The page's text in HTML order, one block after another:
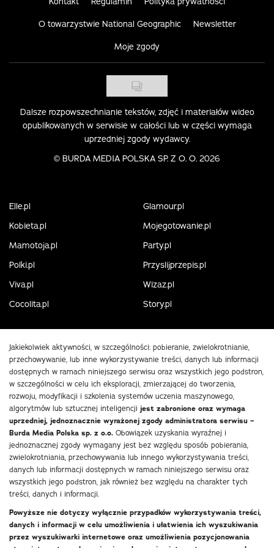
O towarzystwie National Geographic Newsletter
Moje zgody
Dalsze rozpowszechnianie tekstów, zdjęć i materiałów wideo
opublikowanych w serwisie w całości lub w części wymaga
uprzedniej zgody wydawcy.
© BURDA MEDIA POLSKA SP. Z O. O. 2026
Elle.pl
Glamour.pl
Kobieta.pl
Mojegotowanie.pl
Mamotoja.pl
Party.pl
Polki.pl
Przyslijprzepis.pl
Viva.pl
Wizaz.pl
Cocolita.pl
Story.pl
Jakiekolwiek aktywności, w szczególności: pobieranie, zwielokrotnianie,
przechowywanie, lub inne wykorzystywanie treści, danych lub informacji
dostępnych w ramach niniejszego serwisu oraz wszystkich jego podstron,
w szczególności w celu ich eksploracji, zmierzającej do tworzenia,
rozwoju, modyfikacji i szkolenia systemów uczenia maszynowego,
algorytmów lub sztucznej inteligencji jest zabronione oraz wymaga
uprzedniej, jednoznacznie wyrażonej zgody administratora serwisu –
Burda Media Polska sp. z o.o. Obowiązek uzyskania wyraźnej i
jednoznacznej zgody wymagany jest bez względu sposób pobierania,
zwielokrotniania, przechowywania lub innego wykorzystywania treści,
danych lub informacji dostępnych w ramach niniejszego serwisu oraz
wszystkich jego podstron, jak również bez względu na charakter tych
treści, danych i informacji.
Powyższe nie dotyczy wyłącznie przypadków wykorzystywania treści,
danych i informacji w celu umożliwienia i ułatwienia ich wyszukiwania
przez wyszukiwarki internetowe oraz umożliwienia pozycjonowania